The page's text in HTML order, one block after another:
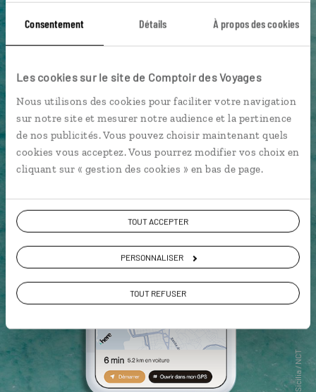
Consentement Détails À propos des cookies
Les cookies sur le site de Comptoir des Voyages
Nous utilisons des cookies pour faciliter votre navigation
sur notre site et mesurer notre audience et la pertinence
de nos publicités. Vous pouvez choisir maintenant quels
cookies vous acceptez. Vous pourrez modifier vos choix en
cliquant sur « gestion des cookies » en bas de page.
TOUT ACCEPTER
PERSONNALISER
TOUT REFUSER